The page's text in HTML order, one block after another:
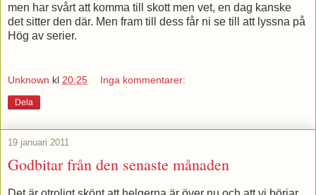
men har svårt att komma till skott men vet, en dag kanske
det sitter den där. Men fram till dess får ni se till att lyssna på
Hög av serier.
Unknown kl 20:25 Inga kommentarer:
Dela
19 januari 2011
Godbitar från den senaste månaden